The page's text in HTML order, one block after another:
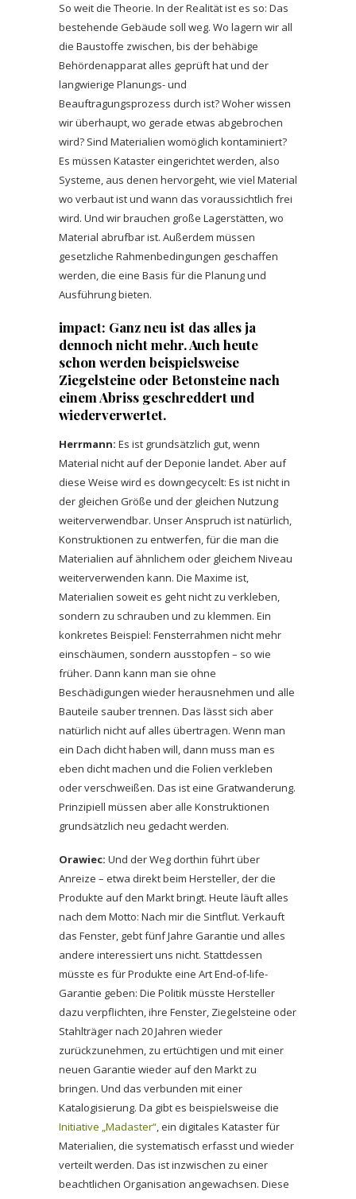
So weit die Theorie. In der Realität ist es so: Das
bestehende Gebäude soll weg. Wo lagern wir all
die Baustoffe zwischen, bis der behäbige
Behördenapparat alles geprüft hat und der
langwierige Planungs- und
Beauftragungsprozess durch ist? Woher wissen
wir überhaupt, wo gerade etwas abgebrochen
wird? Sind Materialien womöglich kontaminiert?
Es müssen Kataster eingerichtet werden, also
Systeme, aus denen hervorgeht, wie viel Material
wo verbaut ist und wann das voraussichtlich frei
wird. Und wir brauchen große Lagerstätten, wo
Material abrufbar ist. Außerdem müssen
gesetzliche Rahmenbedingungen geschaffen
werden, die eine Basis für die Planung und
Ausführung bieten.
impact: Ganz neu ist das alles ja
dennoch nicht mehr. Auch heute
schon werden beispielsweise
Ziegelsteine oder Betonsteine nach
einem Abriss geschreddert und
wiederverwertet.
Herrmann: Es ist grundsätzlich gut, wenn
Material nicht auf der Deponie landet. Aber auf
diese Weise wird es downgecycelt: Es ist nicht in
der gleichen Größe und der gleichen Nutzung
weiterverwendbar. Unser Anspruch ist natürlich,
Konstruktionen zu entwerfen, für die man die
Materialien auf ähnlichem oder gleichem Niveau
weiterverwenden kann. Die Maxime ist,
Materialien soweit es geht nicht zu verkleben,
sondern zu schrauben und zu klemmen. Ein
konkretes Beispiel: Fensterrahmen nicht mehr
einschäumen, sondern ausstopfen – so wie
früher. Dann kann man sie ohne
Beschädigungen wieder herausnehmen und alle
Bauteile sauber trennen. Das lässt sich aber
natürlich nicht auf alles übertragen. Wenn man
ein Dach dicht haben will, dann muss man es
eben dicht machen und die Folien verkleben
oder verschweißen. Das ist eine Gratwanderung.
Prinzipiell müssen aber alle Konstruktionen
grundsätzlich neu gedacht werden.
Orawiec: Und der Weg dorthin führt über
Anreize – etwa direkt beim Hersteller, der die
Produkte auf den Markt bringt. Heute läuft alles
nach dem Motto: Nach mir die Sintflut. Verkauft
das Fenster, gebt fünf Jahre Garantie und alles
andere interessiert uns nicht. Stattdessen
müsste es für Produkte eine Art End-of-life-
Garantie geben: Die Politik müsste Hersteller
dazu verpflichten, ihre Fenster, Ziegelsteine oder
Stahlträger nach 20 Jahren wieder
zurückzunehmen, zu ertüchtigen und mit einer
neuen Garantie wieder auf den Markt zu
bringen. Und das verbunden mit einer
Katalogisierung. Da gibt es beispielsweise die
Initiative „Madaster“, ein digitales Kataster für
Materialien, die systematisch erfasst und wieder
verteilt werden. Das ist inzwischen zu einer
beachtlichen Organisation angewachsen. Diese